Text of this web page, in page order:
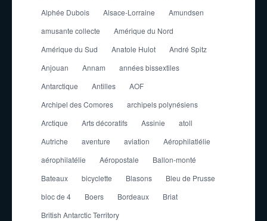
Alphée Dubois
Alsace-Lorraine
Amundsen
amusante collecte
Amérique du Nord
Amérique du Sud
Anatole Hulot
André Spitz
Anjouan
Annam
années bissextiles
Antarctique
Antilles
AOF
Archipel des Comores
archipels polynésiens
Arctique
Arts décoratifs Assinie
atoll
Autriche
aventure aviation
Aérophilatlélie
aérophilatélie
Aéropostale
Ballon-monté
Bateaux
bicyclette Blasons
Bleu de Prusse
bloc de 4
Boers Bordeaux
Briat
British Antarctic Territory